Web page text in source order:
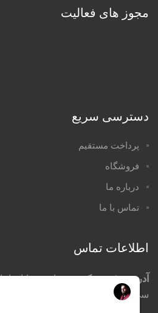
مجوز های فعالیت
دسترسی سریع
پرداخت مستقیم
فروشگاه
درباره ما
تماس با ما
اطلاعات تماس
آدرس دفتر مرکزی:تهران ، خیابان
سی تیرکوچه جمشید خواه پاساژ